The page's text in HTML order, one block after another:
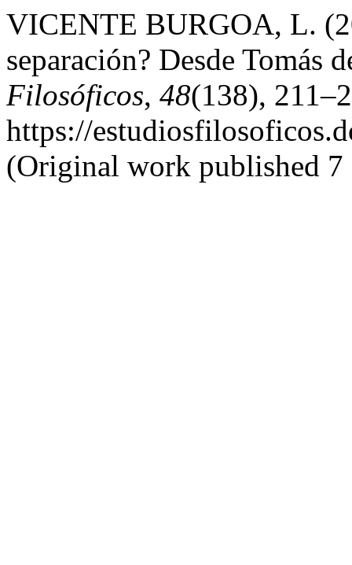
VICENTE BURGOA, L.
separación? Desde Tomás
Filosóficos, 48(138),
https://
(Original work published 7